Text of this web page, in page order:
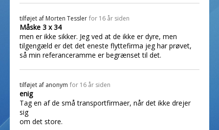
tilføjet af Morten Tessler for 16 år siden
Måske 3 x 34
men er ikke sikker. Jeg ved at de ikke er dyre, men
tilgengæld er det det eneste flyttefirma jeg har prøvet,
så min referanceramme er begrænset til det.
tilføjet af anonym for 16 år siden
enig
Tag en af de små transportfirmaer, når det ikke drejer
sig
om det store.